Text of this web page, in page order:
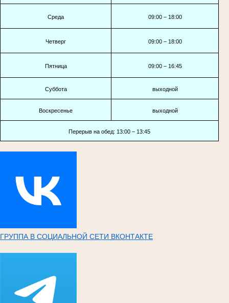
Среда 09:00 – 18:00
Четверг 09:00 – 18:00
Пятница 09:00 – 16:45
Суббота выходной
Воскресенье выходной
Перерыв на обед: 13:00 – 13:45
ГРУППА В СОЦИАЛЬНОЙ СЕТИ ВКОНТАКТЕ